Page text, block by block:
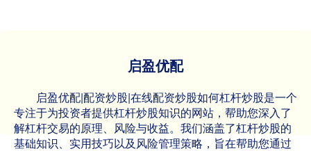
启盈优配
启盈优配|配资炒股|在线配资炒股如何杠杆炒股是一个
专注于为投资者提供杠杆炒股知识的网站，帮助您深入了
解杠杆交易的原理、风险与收益。我们涵盖了杠杆炒股的
基础知识、实用技巧以及风险管理策略，旨在帮助您通过